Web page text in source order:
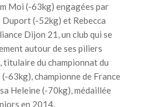
Moi (-63kg) engagées par
(-52kg) et Rebecca
Dijon 21, un club qui se
autour de ses piliers
titulaire du championnat du
63kg), championne de France
Heleine (-70kg), médaillée
en 2014.